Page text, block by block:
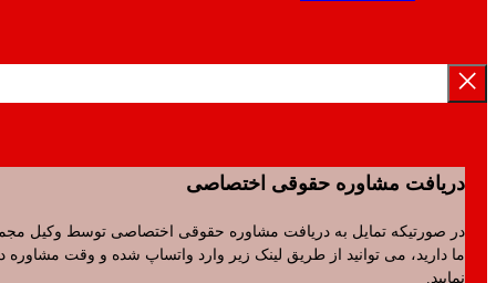
مشاوره حقوقی اختصاصی
تمایل به دریافت مشاوره حقوقی اختصاصی توسط وکیل مجموعه
می توانید از طریق لینک زیر وارد واتساپ شده و وقت مشاوره دریافت